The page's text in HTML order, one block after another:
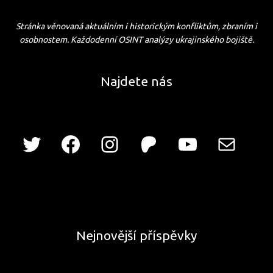
Stránka věnovaná aktuálním i historickým konfliktům, zbraním i
osobnostem. Každodenní OSINT analýzy ukrajinského bojiště.
Najdete nás
Nejnovější příspěvky